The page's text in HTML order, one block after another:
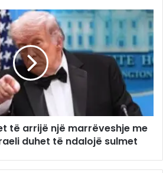
të arrijë një marrëveshje me
duhet të ndalojë sulmet